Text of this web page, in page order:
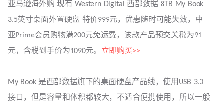
亚马逊海外购 现有 Western Digital 西部数据 8TB My Book
3.5英寸桌面外置硬盘 特价999元，优惠随时可能失效，中
亚Prime会员购物满200元免运费，该款产品预交关税为91
元，含税到手价为1090元。 立即购买>>
My Book 是西部数据旗下的桌面硬盘产品线，使用USB 3.0
接口，但是容量和体积都较大，不适合便携使用，所以一般